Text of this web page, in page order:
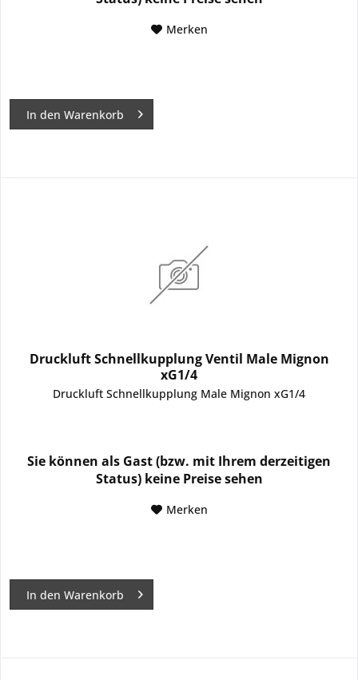
Merken
In den Warenkorb
Druckluft Schnellkupplung Ventil Male Mignon
xG1/4
Druckluft Schnellkupplung Male Mignon xG1/4
Sie können als Gast (bzw. mit Ihrem derzeitigen
Status) keine Preise sehen
Merken
In den Warenkorb